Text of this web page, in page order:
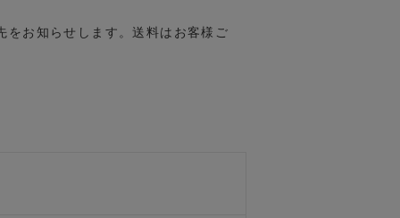
をお知らせします。送料はお客様ご